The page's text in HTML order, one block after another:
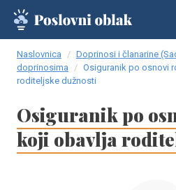
Naslovnica Doprinosi i članarine
doprinosima
Osiguranik po osnovi
roditeljske dužnosti
Osiguranik po
koji obavlja